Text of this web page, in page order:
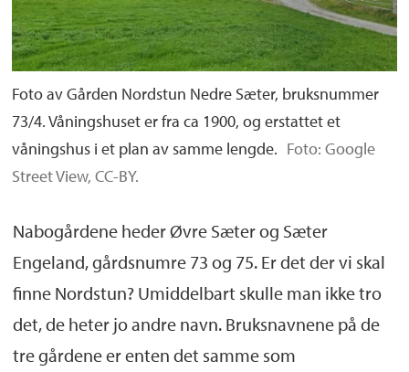
Foto av Gården Nordstun Nedre Sæter, bruksnummer
73/4. Våningshuset er fra ca 1900, og erstattet et
våningshus i et plan av samme lengde. Foto: Google
Street View, CC-BY.
Nabogårdene heder Øvre Sæter og Sæter
Engeland, gårdsnumre 73 og 75. Er det der vi skal
finne Nordstun? Umiddelbart skulle man ikke tro
det, de heter jo andre navn. Bruksnavnene på de
tre gårdene er enten det samme som